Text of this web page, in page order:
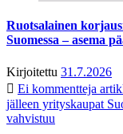
Ruotsalainen
Suomessa – asema
Kirjoitettu 31.7.2026
Ei kommentteja
jälleen yrityskaupat
vahvistuu